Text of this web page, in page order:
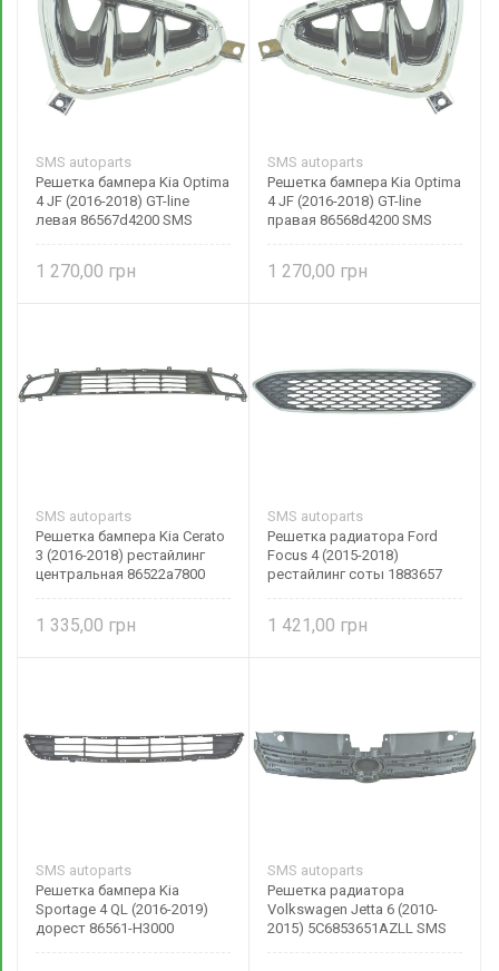
SMS autoparts
Решетка бампера Kia Optima
4 JF (2016-2018) GT-line
левая 86567d4200 SMS
1 270,00
SMS autoparts
Решетка бампера Kia Optima
4 JF (2016-2018) GT-line
правая 86568d4200 SMS
1 270,00
SMS autoparts
Решетка бампера Kia Cerato
3 (2016-2018) рестайлинг
центральная 86522a7800
1 335,00
SMS autoparts
Решетка радиатора Ford
Focus 4 (2015-2018)
рестайлинг соты 1883657
1 421,00
SMS autoparts
Решетка бампера Kia
Sportage 4 QL (2016-2019)
дорест 86561-H3000
SMS autoparts
Решетка радиатора
Volkswagen Jetta 6 (2010-
2015) 5C6853651AZLL SMS